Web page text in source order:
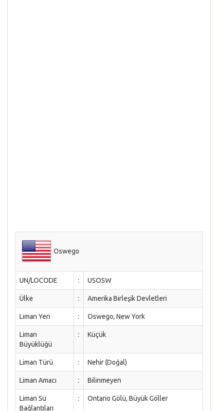
Oswego
UN/LOCODE : USOSW
Ülke : Amerika Birleşik Devletleri
Liman Yeri : Oswego, New York
Liman
Büyüklüğü
: Küçük
Liman Türü : Nehir (Doğal)
Liman Amacı : Bilinmeyen
Liman Su
Bağlantıları
: Ontario Gölü, Büyük Göller